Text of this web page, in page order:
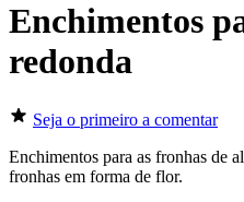
Enchimentos
redonda
Seja o primeiro a comentar
Enchimentos para as fronhas de
fronhas em forma de flor.